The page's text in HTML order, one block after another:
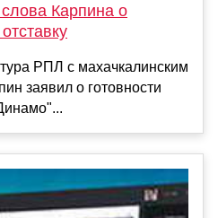
Карпина о
РПЛ с махачкалинским
заявил о готовности